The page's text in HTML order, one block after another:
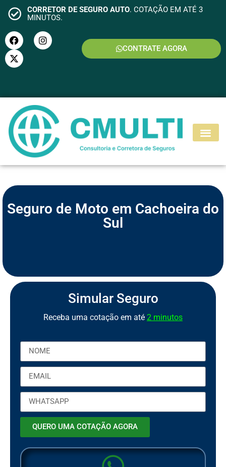
CORRETOR DE SEGURO AUTO. COTAÇÃO EM ATÉ 3
MINUTOS.
CONTRATE AGORA
SEGURO MOTO
Seguro de Moto em Cachoeira do
Sul
Simular Seguro
Receba uma cotação em até 2 minutos
QUERO UMA COTAÇÃO AGORA